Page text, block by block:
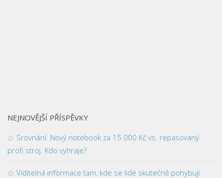
NEJNOVĚJŠÍ PŘÍSPĚVKY
Srovnání: Nový notebook za 15 000 Kč vs. repasovaný
profi stroj. Kdo vyhraje?
Viditelná informace tam, kde se lidé skutečně pohybují